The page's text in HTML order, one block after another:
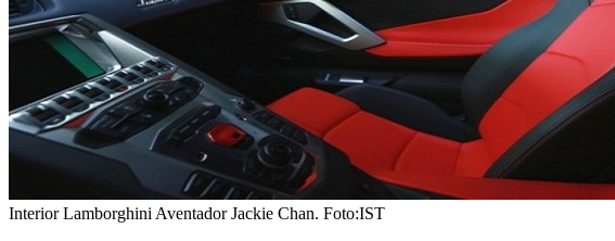
Interior Lamborghini Aventador Jackie Chan. Foto:IST